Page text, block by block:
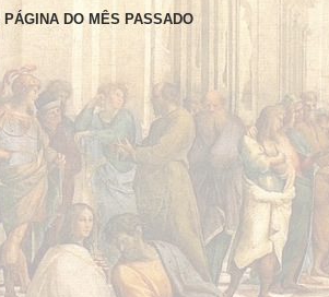
DO MÊS PASSADO